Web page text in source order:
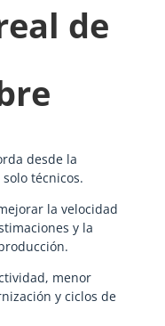
de
desde la
técnicos.
la velocidad
y la
menor
y ciclos de